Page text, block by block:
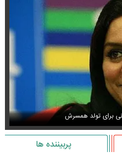
برای تولد همسرش
پربیننده ها